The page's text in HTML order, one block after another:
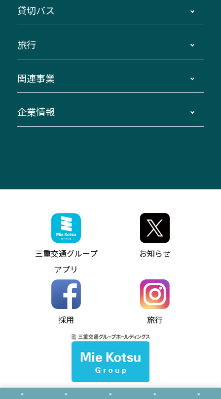
路線バスのご利用方法
三重交通接近情報バスロケーションシステム
ダイヤ改正情報
迂回・休止について
臨時バスについて
伊勢二見鳥羽周遊バスCANばす
「みえブルーライン」（三重大学病院直通バ
神都ライナー
ミジュマルのラッピングバス（鈴鹿管内）
参宮バス
神都バス
パールシャトル
バス情報の見える化
コミュニティバス
バス・タクシー交通広告
異常事態発生時のお願い
南紀・VISON～横浜・東京・埼玉
伊賀～名古屋
南紀～VISON～名古屋
湯の山温泉～名古屋
桑名・長島温泉・金城ふ頭駅～中部国際空港
（休止中）
お客様駐車場のご案内
アイコンの説明
インターネット予約
よくあるご質問
お問い合わせ
貸切バス
貸切バスのご利用について
お問い合わせ
旅行
貸切バス団体旅行
美し国周遊ばす
関連事業
自家用自動車車両運行管理
ザ・バスコレクション三重交通バスセット
三重交通公式グッズ
企業情報
ファンコーナー
お問い合わせ
お知らせ・最新情報一覧
ニュースリリース
お問い合わせ
個人情報保護方針
ソーシャルメディア運用ポリシー
ホームページのご利用にあたって
Notes for Using this Website
サイトマップ
三重交通グループ
アプリ
お知らせ
採用 旅行
© Mie Kotsu Co.,Ltd.